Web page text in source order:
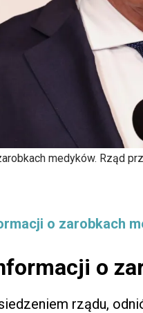
medyków. Rząd
o zarobkach
o
rządu,